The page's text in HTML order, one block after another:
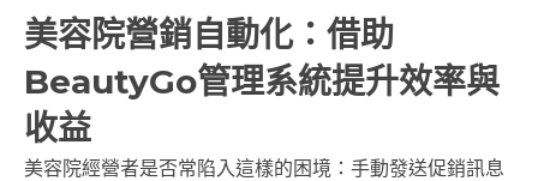
美容院營銷自動化：借助
BeautyGo管理系統提升效率與
收益
美容院經營者是否常陷入這樣的困境：手動發送促銷訊息